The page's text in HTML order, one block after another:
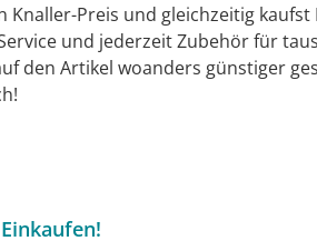
Knaller-Preis und gleichzeitig kaufst
und jederzeit Zubehör für
den Artikel woanders günstiger